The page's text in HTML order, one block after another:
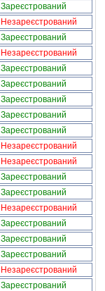
Зареєстрований
Незареєстрований
Зареєстрований
Незареєстрований
Зареєстрований
Зареєстрований
Зареєстрований
Зареєстрований
Зареєстрований
Незареєстрований
Незареєстрований
Зареєстрований
Зареєстрований
Незареєстрований
Зареєстрований
Зареєстрований
Зареєстрований
Незареєстрований
Зареєстрований